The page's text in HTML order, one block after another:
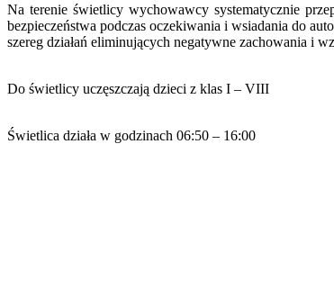
Na terenie świetlicy wychowawcy systematycznie
bezpieczeństwa podczas oczekiwania i wsiadania do
szereg działań eliminujących negatywne zachowania i
Do świetlicy uczęszczają dzieci z klas I – VIII
Świetlica działa w godzinach 06:50 – 16:00